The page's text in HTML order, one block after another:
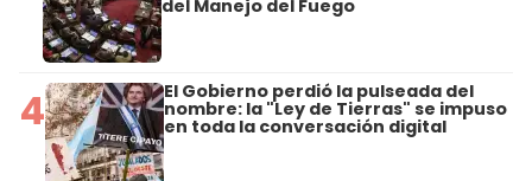
del Manejo del Fuego
4 El Gobierno perdió la pulseada del
nombre: la "Ley de Tierras" se impuso
en toda la conversación digital